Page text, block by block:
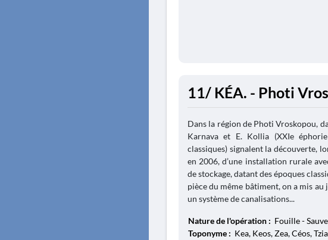
11/ KÉA. - Photi
Dans la région de Photi Vroskopou,
Karnava et E. Kollia (XXIe
classiques) signalent la découverte,
en 2006, d’une installation rurale
de stockage, datant des époques
pièce du même bâtiment, on a mis
un système de canalisations...
Nature de l'opération : Fouille -
Toponyme : Kea, Keos, Zea, Céos,